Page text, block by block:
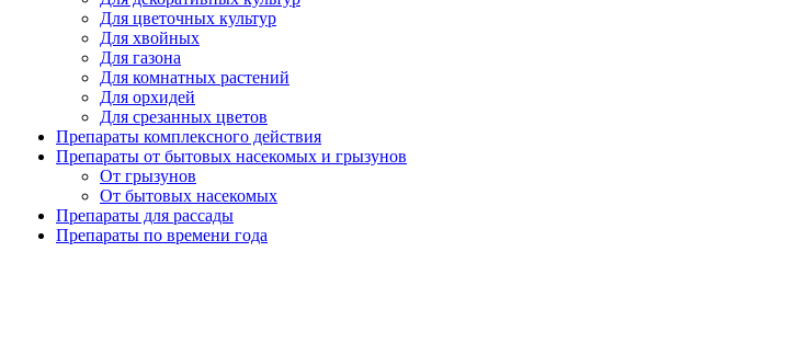
Для цветочных культур
Для хвойных
Для газона
Для комнатных растений
Для орхидей
Для срезанных цветов
Препараты комплексного действия
Препараты от бытовых насекомых и грызунов
От грызунов
От бытовых насекомых
Препараты для рассады
Препараты по времени года